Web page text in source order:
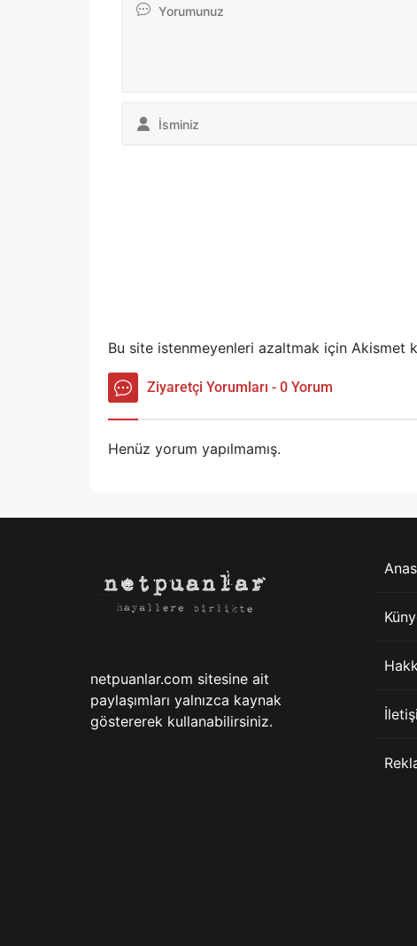
Bu site istenmeyenleri azaltmak için Akismet
Ziyaretçi Yorumları - 0 Yorum
Henüz yorum yapılmamış.
netpuanlar.com sitesine ait
paylaşımları yalnızca kaynak
göstererek kullanabilirsiniz.